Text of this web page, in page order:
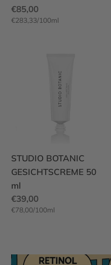
E
Normaler
Preis
€85,00
Einzelpreis
€283,33/pro
100ml
GESICHTSCREME
STUDIO BOTANIC
GESICHTSCREME 50
ml
Normaler
Preis
€39,00
Einzelpreis
€78,00/pro
100ml